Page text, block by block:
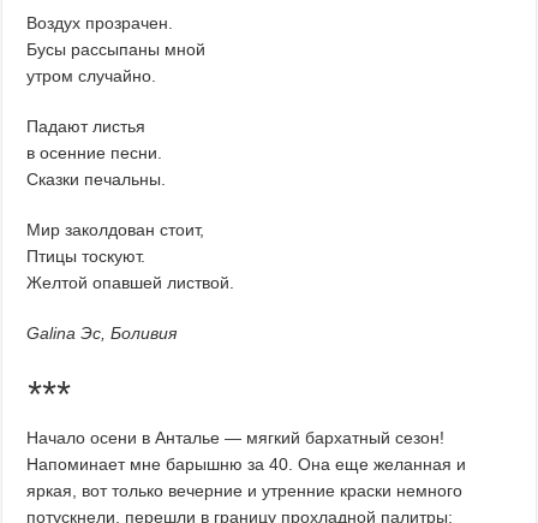
Воздух прозрачен.
Бусы рассыпаны мной
утром случайно.
Падают листья
в осенние песни.
Сказки печальны.
Мир заколдован стоит,
Птицы тоскуют.
Желтой опавшей листвой.
Galina Эс , Боливия
***
Начало осени в Анталье — мягкий бархатный сезон!
Напоминает мне барышню за 40. Она еще желанная и
яркая, вот только вечерние и утренние краски немного
потускнели, перешли в границу прохладной палитры: